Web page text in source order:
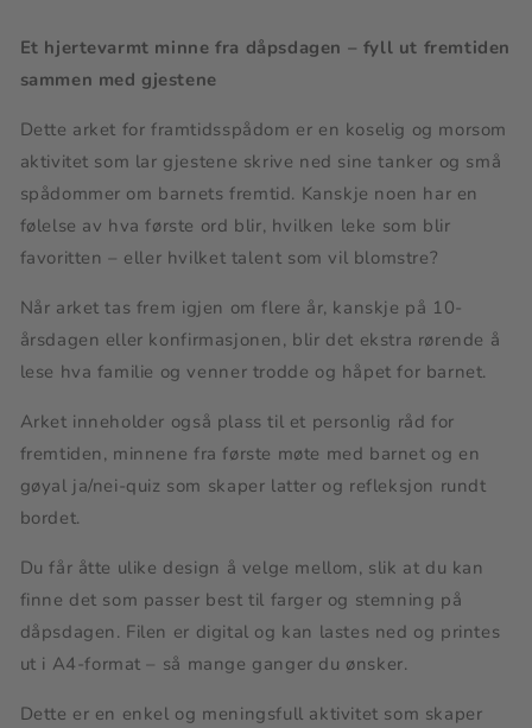
ut
A4-
ark
ut
ark
Et hjertevarmt minne fra dåpsdagen – fyll ut fremtiden
sammen med gjestene
Dette arket for framtidsspådom er en koselig og morsom
aktivitet som lar gjestene skrive ned sine tanker og små
spådommer om barnets fremtid. Kanskje noen har en
følelse av hva første ord blir, hvilken leke som blir
favoritten – eller hvilket talent som vil blomstre?
Når arket tas frem igjen om flere år, kanskje på 10-
årsdagen eller konfirmasjonen, blir det ekstra rørende å
lese hva familie og venner trodde og håpet for barnet.
Arket inneholder også plass til et personlig råd for
fremtiden, minnene fra første møte med barnet og en
gøyal ja/nei-quiz som skaper latter og refleksjon rundt
bordet.
Du får åtte ulike design å velge mellom, slik at du kan
finne det som passer best til farger og stemning på
dåpsdagen. Filen er digital og kan lastes ned og printes
ut i A4-format – så mange ganger du ønsker.
Dette er en enkel og meningsfull aktivitet som skaper